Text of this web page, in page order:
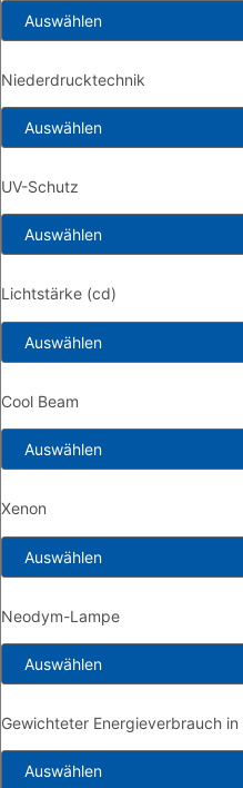
Niederdrucktechnik
UV-Schutz
Lichtstärke (cd)
Cool Beam
Xenon
Neodym-Lampe
Gewichteter Energieverbrauch